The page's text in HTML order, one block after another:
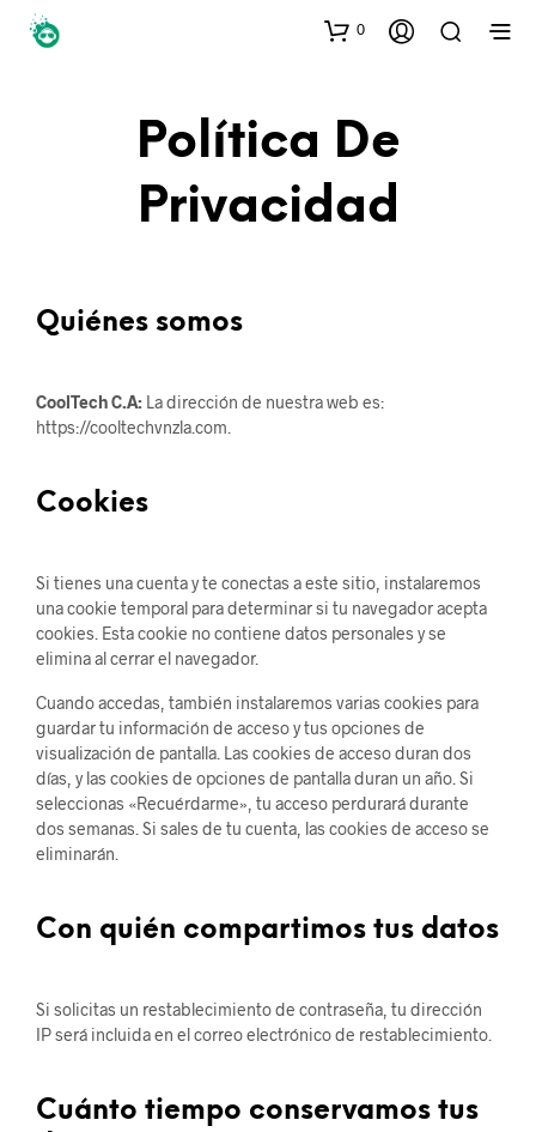
0
Política De
Privacidad
Quiénes somos
CoolTech C.A: La dirección de nuestra web es:
https://cooltechvnzla.com.
Cookies
Si tienes una cuenta y te conectas a este sitio, instalaremos
una cookie temporal para determinar si tu navegador acepta
cookies. Esta cookie no contiene datos personales y se
elimina al cerrar el navegador.
Cuando accedas, también instalaremos varias cookies para
guardar tu información de acceso y tus opciones de
visualización de pantalla. Las cookies de acceso duran dos
días, y las cookies de opciones de pantalla duran un año. Si
seleccionas «Recuérdarme», tu acceso perdurará durante
dos semanas. Si sales de tu cuenta, las cookies de acceso se
eliminarán.
Con quién compartimos tus datos
Si solicitas un restablecimiento de contraseña, tu dirección
IP será incluida en el correo electrónico de restablecimiento.
Cuánto tiempo conservamos tus